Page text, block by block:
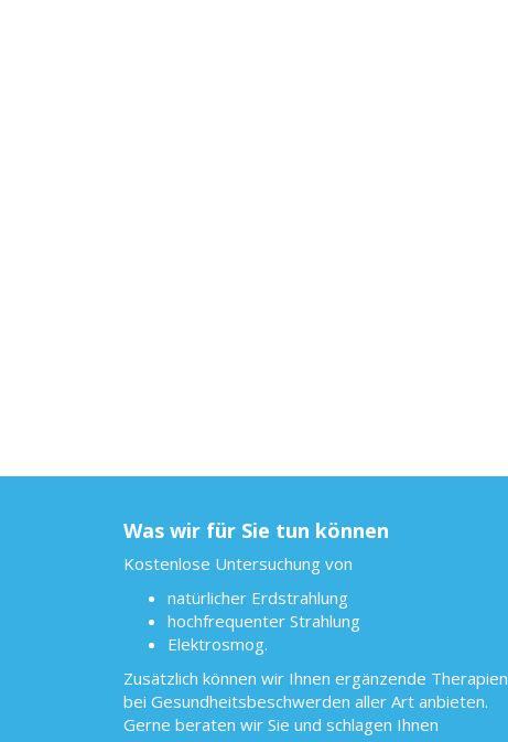
Was wir für Sie tun können
Kostenlose Untersuchung von
natürlicher Erdstrahlung
hochfrequenter Strahlung
Elektrosmog.
Zusätzlich können wir Ihnen ergänzende Therapien
bei Gesundheitsbeschwerden aller Art anbieten.
Gerne beraten wir Sie und schlagen Ihnen